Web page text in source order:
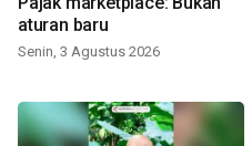
aturan baru
Senin, 3 Agustus 2026